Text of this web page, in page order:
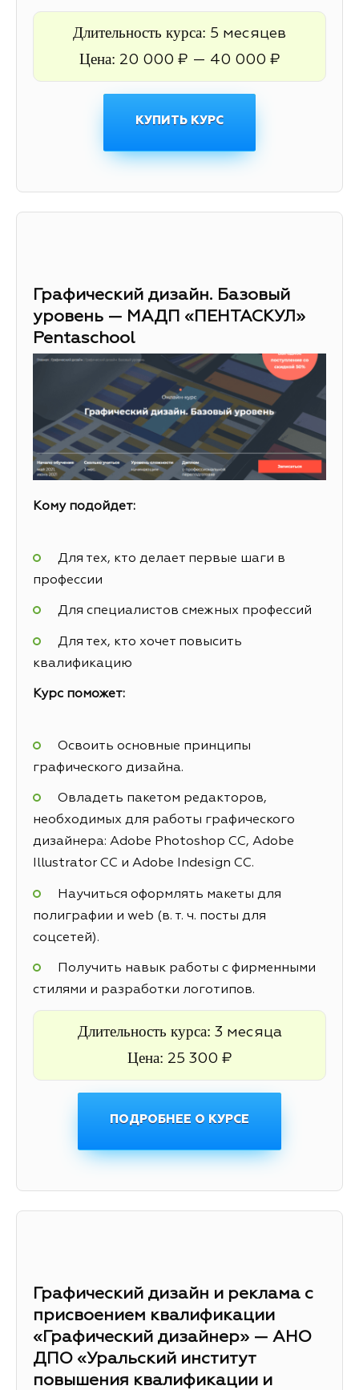
Длительность курса: 5 месяцев
Цена: 20 000 ₽ — 40 000 ₽
КУПИТЬ КУРС
Графический дизайн. Базовый
уровень — МАДП «ПЕНТАСКУЛ»
Pentaschool
Кому подойдет:
Для тех, кто делает первые шаги в
профессии
Для специалистов смежных профессий
Для тех, кто хочет повысить
квалификацию
Курс поможет:
Освоить основные принципы
графического дизайна.
Овладеть пакетом редакторов,
необходимых для работы графического
дизайнера: Adobe Photoshop CC, Adobe
Illustrator CC и Adobe Indesign CC.
Научиться оформлять макеты для
полиграфии и web (в. т. ч. посты для
соцсетей).
Получить навык работы с фирменными
стилями и разработки логотипов.
Длительность курса: 3 месяца
Цена: 25 300 ₽
ПОДРОБНЕЕ О КУРСЕ
Графический дизайн и реклама с
присвоением квалификации
«Графический дизайнер» — АНО
ДПО «Уральский институт
повышения квалификации и